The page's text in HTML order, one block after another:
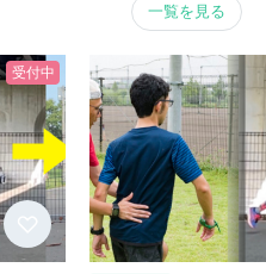
一覧を見る
受付中